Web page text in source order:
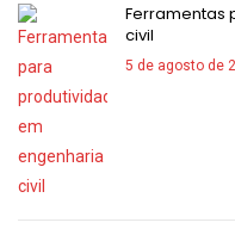
Ferramentas
civil
5 de agosto de